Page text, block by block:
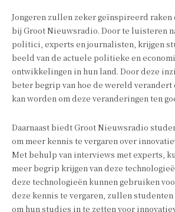
Jongeren zullen zeker geïnspireerd raken
bij Groot Nieuwsradio. Door te luisteren
politici, experts en journalisten, krijgen
beeld van de actuele politieke en
ontwikkelingen in hun land. Door deze
beter begrip van hoe de wereld verandert
kan worden om deze veranderingen ten
Daarnaast biedt Groot Nieuwsradio
om meer kennis te vergaren over
Met behulp van interviews met experts,
meer begrip krijgen van deze
deze technologieën kunnen gebruiken
deze kennis te vergaren, zullen
om hun studies in te zetten voor